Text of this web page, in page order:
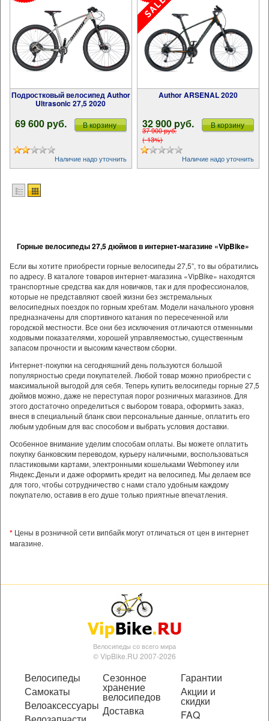
Подростковый велосипед Author
Ultrasonic 27,5 2020
69 600 pуб. В корзину
Наличие надо уточнить
Author ARSENAL 2020
32 900 pуб.
37 900 pуб.
(-13%)
В корзину
Наличие надо уточнить
Горные велосипеды 27,5 дюймов в интернет-магазине «VipBike»
Если вы хотите приобрести горные велосипеды 27,5”, то вы обратились
по адресу. В каталоге товаров интернет-магазина «VipBike» находятся
транспортные средства как для новичков, так и для профессионалов,
которые не представляют своей жизни без экстремальных
велосипедных поездок по горным хребтам. Модели начального уровня
предназначены для спортивного катания по пересеченной или
городской местности. Все они без исключения отличаются отменными
ходовыми показателями, хорошей управляемостью, существенным
запасом прочности и высоким качеством сборки.
Интернет-покупки на сегодняшний день пользуются большой
популярностью среди покупателей. Любой товар можно приобрести с
максимальной выгодой для себя. Теперь купить велосипеды горные 27,5
дюймов можно, даже не переступая порог розничных магазинов. Для
этого достаточно определиться с выбором товара, оформить заказ,
внеся в специальный бланк свои персональные данные, оплатить его
любым удобным для вас способом и выбрать условия доставки.
Особенное внимание уделим способам оплаты. Вы можете оплатить
покупку банковским переводом, курьеру наличными, воспользоваться
пластиковыми картами, электронными кошельками Webmoney или
Яндекс.Деньги и даже оформить кредит на велосипед. Мы делаем все
для того, чтобы сотрудничество с нами стало удобным каждому
покупателю, оставив в его душе только приятные впечатления.
* Цены в розничной сети випбайк могут отличаться от цен в интернет
магазине.
Велосипеды со всего мира
© VipBike.RU 2007-2026
Велосипеды
Самокаты
Велоаксессуары
Сезонное
хранение
велосипедов
Доставка
Гарантии
Акции и
скидки
FAQ